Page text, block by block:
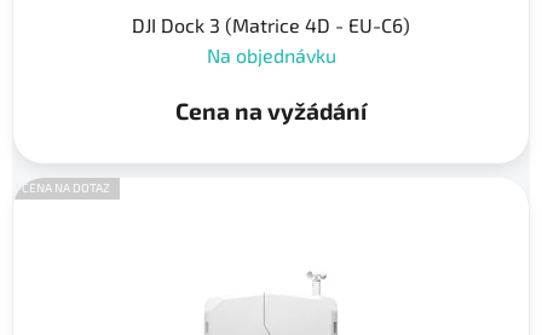
DJI Dock 3 (Matrice 4D - EU-C6)
Na objednávku
Cena na vyžádání
CENA NA DOTAZ